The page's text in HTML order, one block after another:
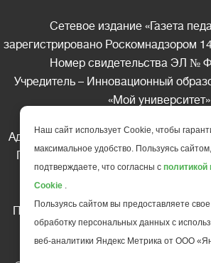
Сетевое издание «Газета
зарегистрировано Роскомнадзором
Номер свидетельства ЭЛ №
Учредитель – Инновационный
«Мой университет»
Адрес редакции: 185035 Россия,
Петрозаводск, ул. Фридриха
Телефон редакции: +7 (499)
Перепечатка материалов газеты
письменного разрешения
Ссылка на «Газету педагогов»
Наш сайт использует Cookie, чтобы
максимальное удобство. Пользуясь
подтверждаете, что согласны с политикой
Cookie .
Пользуясь сайтом вы предоставляете
обработку персональных данных с
веб-аналитики Яндекс Метрика от ООО